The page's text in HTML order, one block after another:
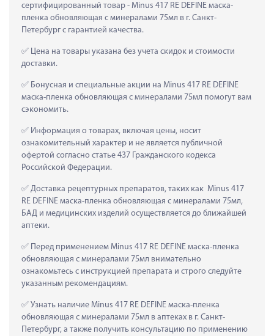
сертифицированный товар - Minus 417 RE DEFINE маска-
пленка обновляющая с минералами 75мл в г. Санкт-
Петербург с гарантией качества.
Цена на товары указана без учета скидок и стоимости
доставки.
Бонусная и специальные акции на Minus 417 RE DEFINE
маска-пленка обновляющая с минералами 75мл помогут вам
сэкономить.
Информация о товарах, включая цены, носит
ознакомительный характер и не является публичной
офертой согласно статье 437 Гражданского кодекса
Российской Федерации.
Доставка рецептурных препаратов, таких как  Minus 417
RE DEFINE маска-пленка обновляющая с минералами 75мл,
БАД и медицинских изделий осуществляется до ближайшей
аптеки.
Перед применением Minus 417 RE DEFINE маска-пленка
обновляющая с минералами 75мл внимательно
ознакомьтесь с инструкцией препарата и строго следуйте
указанным рекомендациям.
Узнать наличие Minus 417 RE DEFINE маска-пленка
обновляющая с минералами 75мл в аптеках в г. Санкт-
Петербург, а также получить консультацию по применению